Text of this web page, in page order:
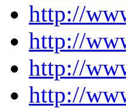
http://
http://
http://
http://